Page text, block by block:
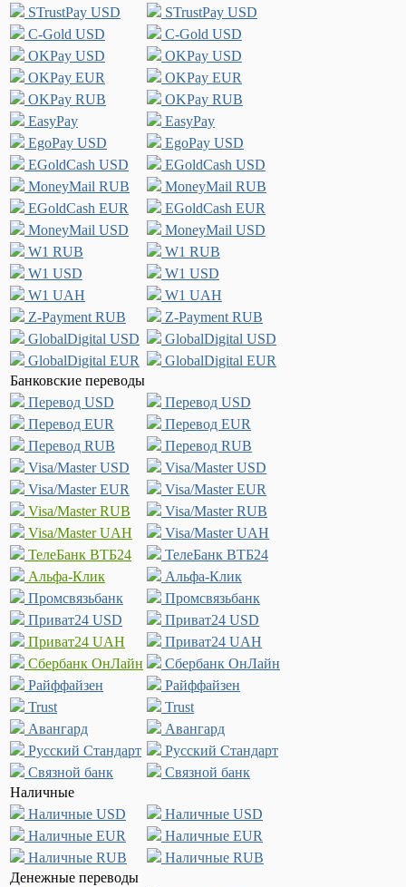
STrustPay USD
STrustPay USD
C-Gold USD
C-Gold USD
OKPay USD
OKPay USD
OKPay EUR
OKPay EUR
OKPay RUB
OKPay RUB
EasyPay
EasyPay
EgoPay USD
EgoPay USD
EGoldCash USD
EGoldCash USD
MoneyMail RUB
MoneyMail RUB
EGoldCash EUR
EGoldCash EUR
MoneyMail USD
MoneyMail USD
W1 RUB
W1 RUB
W1 USD
W1 USD
W1 UAH
W1 UAH
Z-Payment RUB
Z-Payment RUB
GlobalDigital USD
GlobalDigital USD
GlobalDigital EUR
GlobalDigital EUR
Банковские переводы
Перевод USD
Перевод USD
Перевод EUR
Перевод EUR
Перевод RUB
Перевод RUB
Visa/Master USD
Visa/Master USD
Visa/Master EUR
Visa/Master EUR
Visa/Master RUB
Visa/Master RUB
Visa/Master UAH
Visa/Master UAH
ТелеБанк ВТБ24
ТелеБанк ВТБ24
Альфа-Клик
Альфа-Клик
Промсвязьбанк
Промсвязьбанк
Приват24 USD
Приват24 USD
Приват24 UAH
Приват24 UAH
Сбербанк ОнЛайн
Сбербанк ОнЛайн
Райффайзен
Райффайзен
Trust
Trust
Авангард
Авангард
Русский Стандарт
Русский Стандарт
Связной банк
Связной банк
Наличные
Наличные USD
Наличные USD
Наличные EUR
Наличные EUR
Наличные RUB
Наличные RUB
Денежные переводы